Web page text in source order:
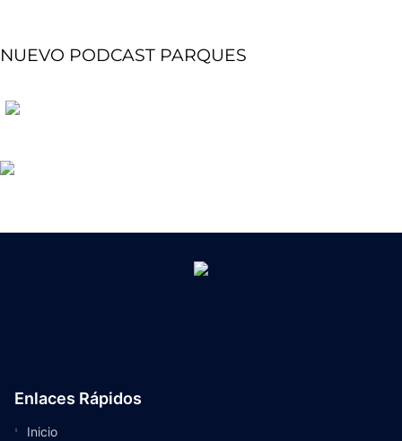
NUEVO PODCAST PARQUES
Enlaces Rápidos
Inicio